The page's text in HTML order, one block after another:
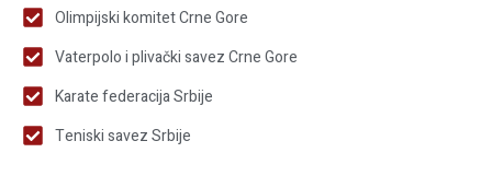
Olimpijski komitet Crne Gore
Vaterpolo i plivački savez Crne Gore
Karate federacija Srbije
Teniski savez Srbije